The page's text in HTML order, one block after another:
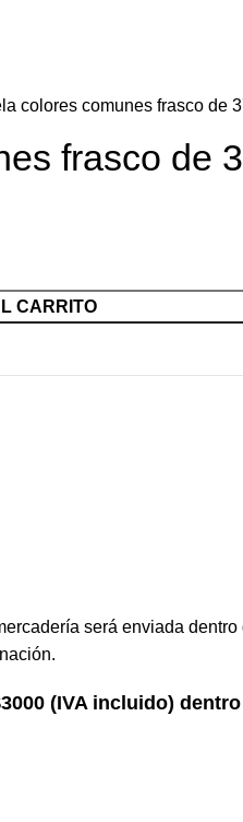
colores comunes frasco de
frasco de
CARRITO
será enviada
(IVA incluido)